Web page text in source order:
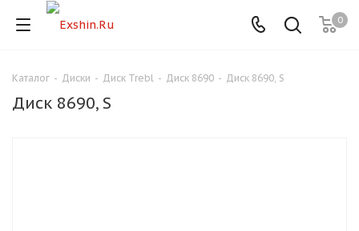
0
Каталог - Диски - Диск Trebl - Диск 8690 - Диск 8690, S
Диск 8690, S
Для клиентов всех банков